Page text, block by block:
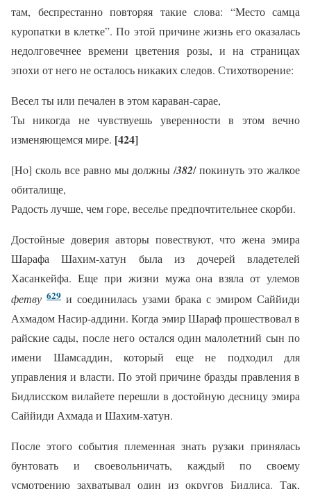
там, беспрестанно повторяя такие слова: “Место самца
куропатки в клетке”. По этой причине жизнь его оказалась
недолговечнее времени цветения розы, и на страницах
эпохи от него не осталось никаких следов. Стихотворение:
Весел ты или печален в этом караван-сарае,
Ты никогда не чувствуешь уверенности в этом вечно
изменяющемся мире. [424]
[Ho] сколь все равно мы должны /382/ покинуть это жалкое
обиталище,
Радость лучше, чем горе, веселье предпочтительнее скорби.
Достойные доверия авторы повествуют, что жена эмира
Шарафа Шахим-хатун была из дочерей владетелей
Хасанкейфа. Еще при жизни мужа она взяла от улемов
фетву 629и соединилась узами брака с эмиром Саййиди
Ахмадом Насир-аддини. Когда эмир Шараф прошествовал в
райские сады, после него остался один малолетний сын по
имени Шамсаддин, который еще не подходил для
управления и власти. По этой причине бразды правления в
Бидлисском вилайете перешли в достойную десницу эмира
Саййиди Ахмада и Шахим-хатун.
После этого события племенная знать рузаки принялась
бунтовать и своевольничать, каждый по своему
усмотрению захватывал один из округов Бидлиса. Так,